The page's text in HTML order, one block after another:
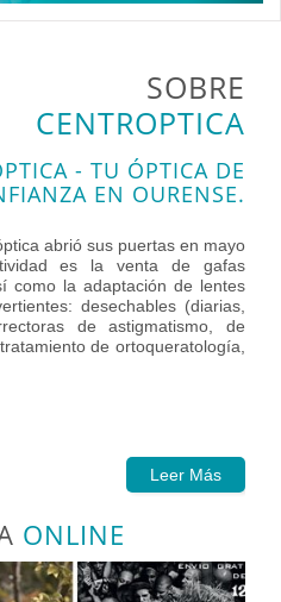
SOBRE
CENTROPTICA
- TU ÓPTICA DE
EN OURENSE.
abrió sus puertas en mayo
es la venta de gafas
como la adaptación de lentes
desechables (diarias,
de astigmatismo, de
de ortoqueratología,
Leer Más
ONLINE